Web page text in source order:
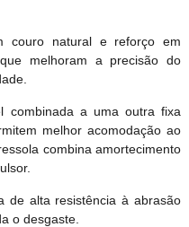
couro natural e reforço em
melhoram a precisão do
combinada a uma outra fixa
melhor acomodação ao
combina amortecimento
de alta resistência à abrasão
o desgaste.